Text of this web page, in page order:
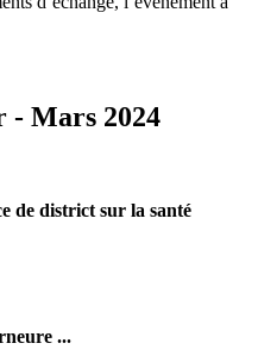
- Mars 2024
de district sur la santé
...